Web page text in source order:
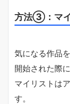
方法③：マイ
気になる作品を
開始された際
マイリストは
す。